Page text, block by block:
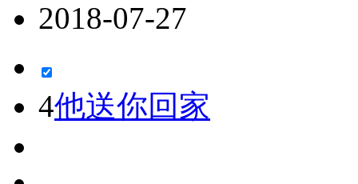
2018-07-27
4他送你回家